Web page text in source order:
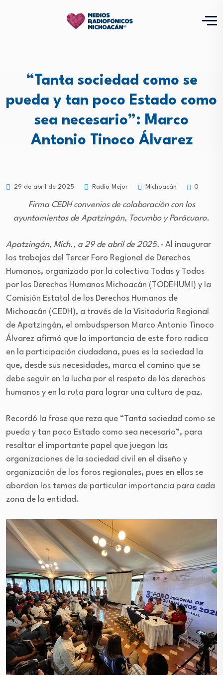
“Tanta sociedad como se
pueda y tan poco Estado como
sea necesario”: Marco
Antonio Tinoco Álvarez
29 de abril de 2025 Radio Mejor Michoacán 0
Firma CEDH convenios de colaboración con los
ayuntamientos de Apatzingán, Tocumbo y Parácuaro.
Apatzingán, Mich., a 29 de abril de 2025.- Al inaugurar
los trabajos del Tercer Foro Regional de Derechos
Humanos, organizado por la colectiva Todas y Todos
por los Derechos Humanos Michoacán (TODEHUMI) y la
Comisión Estatal de los Derechos Humanos de
Michoacán (CEDH), a través de la Visitaduría Regional
de Apatzingán, el ombudsperson Marco Antonio Tinoco
Álvarez afirmó que la importancia de este foro radica
en la participación ciudadana, pues es la sociedad la
que, desde sus necesidades, marca el camino que se
debe seguir en la lucha por el respeto de los derechos
humanos y en la ruta para lograr una cultura de paz.
Recordó la frase que reza que “Tanta sociedad como se
pueda y tan poco Estado como sea necesario”, para
resaltar el importante papel que juegan las
organizaciones de la sociedad civil en el diseño y
organización de los foros regionales, pues en ellos se
abordan los temas de particular importancia para cada
zona de la entidad.